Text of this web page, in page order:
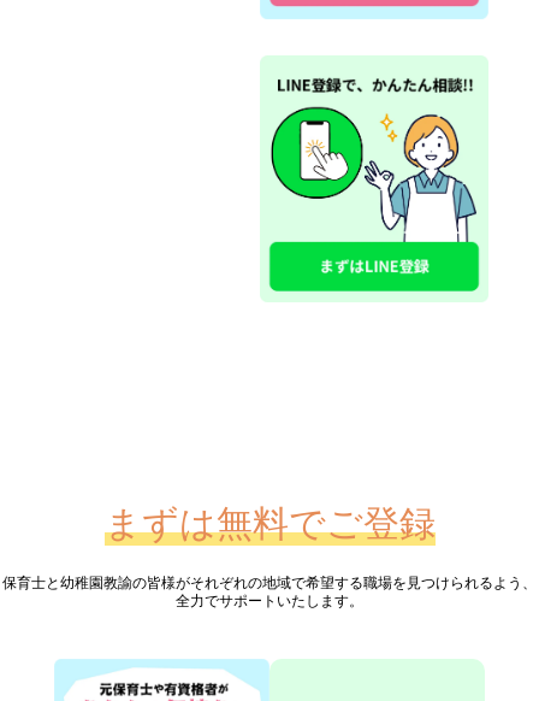
まずは無料でご登録
保育士と幼稚園教諭の皆様がそれぞれの地域で希望する職場を見つけられるよう、
全力でサポートいたします。